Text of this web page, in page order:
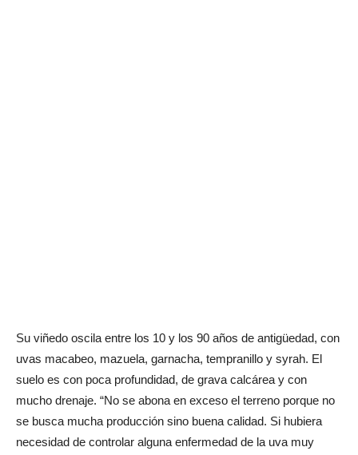
Su viñedo oscila entre los 10 y los 90 años de antigüedad, con
uvas macabeo, mazuela, garnacha, tempranillo y syrah. El
suelo es con poca profundidad, de grava calcárea y con
mucho drenaje. “No se abona en exceso el terreno porque no
se busca mucha producción sino buena calidad. Si hubiera
necesidad de controlar alguna enfermedad de la uva muy